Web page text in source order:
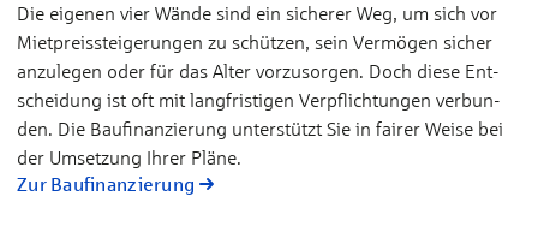
Die eigenen vier Wän­de sind ein si­che­rer Weg, um sich vor
Miet­preis­stei­ge­run­gen zu schüt­zen, sein Ver­mö­gen si­cher
an­zu­le­gen oder für das Al­ter vor­zu­sor­gen. Doch die­se Ent­
schei­dung ist oft mit lang­fris­ti­gen Ver­pflich­tun­gen ver­bun­
den. Die Bau­fi­nan­zie­rung un­ter­stützt Sie in fai­rer Wei­se bei
der Um­set­zung Ih­rer Plä­ne.
Zur Baufinanzierung